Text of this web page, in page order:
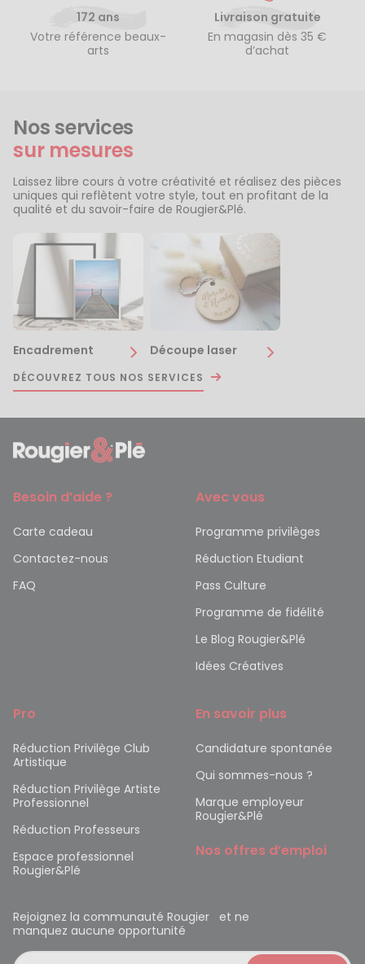
172 ans
Votre référence beaux-
arts
Livraison gratuite
En magasin dès 35 €
d’achat
Nos services
sur mesures
Laissez libre cours à votre créativité et réalisez des pièces
uniques qui reflètent votre style, tout en profitant de la
qualité et du savoir-faire de Rougier&Plé.
Encadrement Découpe laser
DÉCOUVREZ TOUS NOS SERVICES
Besoin d’aide ?
Carte cadeau
Contactez-nous
FAQ
Avec vous
Programme privilèges
Réduction Etudiant
Pass Culture
Programme de fidélité
Le Blog Rougier&Plé
Idées Créatives
Pro
Réduction Privilège Club
Artistique
Réduction Privilège Artiste
Professionnel
Réduction Professeurs
Espace professionnel
Rougier&Plé
En savoir plus
Candidature spontanée
Qui sommes-nous ?
Marque employeur
Rougier&Plé
Nos offres d’emploi
Rejoignez la communauté Rougier et ne
manquez aucune opportunité